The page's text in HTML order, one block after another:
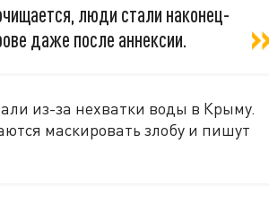
люди стали наконец-
даже после аннексии.
из-за нехватки воды в Крыму.
маскировать злобу и пишут